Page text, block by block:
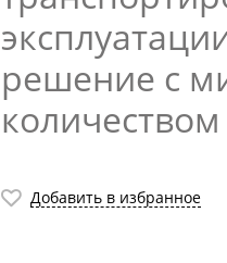
решение с
Добавить в избранное